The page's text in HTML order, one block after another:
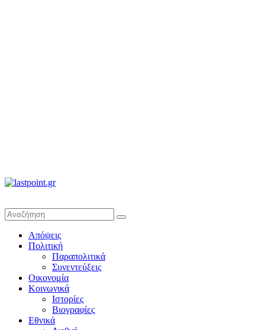
άποψη
μέχρι
Απόψεις
Πολιτική
Παραπολιτικά
Συνεντεύξεις
Οικονομία
Κοινωνικά
Ιστορίες
Βιογραφίες
Εθνικά